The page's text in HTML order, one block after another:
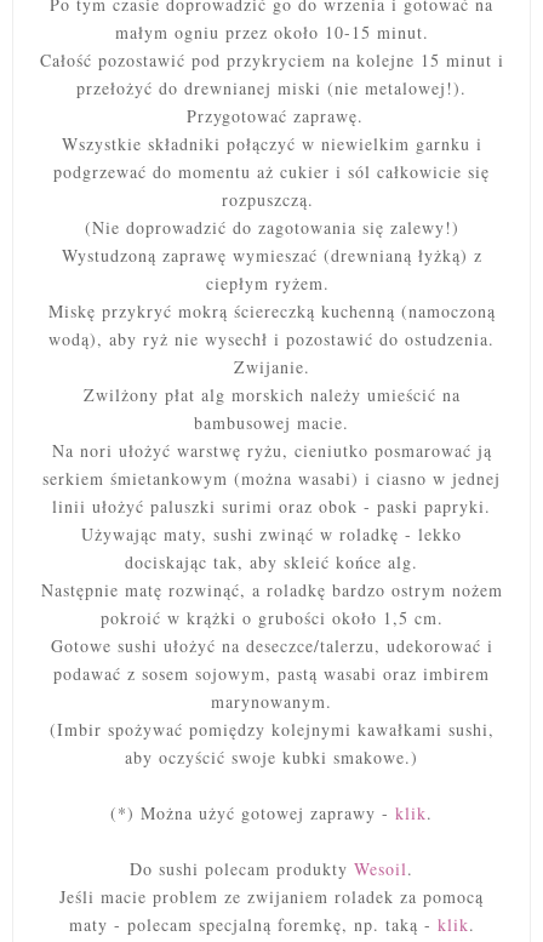
małym ogniu przez około 10-15 minut.
Całość pozostawić pod przykryciem na kolejne 15 minut i
przełożyć do drewnianej miski (nie metalowej!).
Przygotować zaprawę.
Wszystkie składniki połączyć w niewielkim garnku i
podgrzewać do momentu aż cukier i sól całkowicie się
rozpuszczą.
(Nie doprowadzić do zagotowania się zalewy!)
Wystudzoną zaprawę wymieszać (drewnianą łyżką) z
ciepłym ryżem.
Miskę przykryć mokrą ściereczką kuchenną (namoczoną
wodą), aby ryż nie wysechł i pozostawić do ostudzenia.
Zwijanie.
Zwilżony płat alg morskich należy umieścić na
bambusowej macie.
Na nori ułożyć warstwę ryżu, cieniutko posmarować ją
serkiem śmietankowym (można wasabi) i ciasno w jednej
linii ułożyć paluszki surimi oraz obok - paski papryki.
Używając maty, sushi zwinąć w roladkę - lekko
dociskając tak, aby skleić końce alg.
Następnie matę rozwinąć, a roladkę bardzo ostrym nożem
pokroić w krążki o grubości około 1,5 cm.
Gotowe sushi ułożyć na deseczce/talerzu, udekorować i
podawać z sosem sojowym, pastą wasabi oraz imbirem
marynowanym.
(Imbir spożywać pomiędzy kolejnymi kawałkami sushi,
aby oczyścić swoje kubki smakowe.)
(*) Można użyć gotowej zaprawy - klik.
Do sushi polecam produkty Wesoil.
Jeśli macie problem ze zwijaniem roladek za pomocą
maty - polecam specjalną foremkę, np. taką - klik.